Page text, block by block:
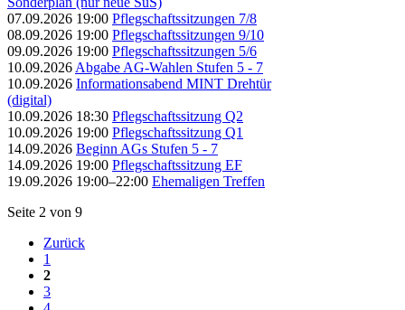
07.09.2026 19:00 Pflegschaftssitzungen 7/8
08.09.2026 19:00 Pflegschaftssitzungen 9/10
09.09.2026 19:00 Pflegschaftssitzungen 5/6
10.09.2026 Abgabe AG-Wahlen Stufen 5 - 7
10.09.2026 Informationsabend MINT Drehtür
(digital)
10.09.2026 18:30 Pflegschaftssitzung Q2
10.09.2026 19:00 Pflegschaftssitzung Q1
14.09.2026 Beginn AGs Stufen 5 - 7
14.09.2026 19:00 Pflegschaftssitzung EF
19.09.2026 19:00–22:00 Ehemaligen Treffen
Seite 2 von 9
Zurück
1
2
3